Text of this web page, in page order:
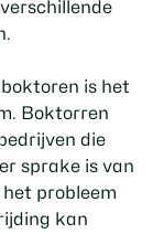
is het
Boktorren
die
sprake is van
probleem
kan